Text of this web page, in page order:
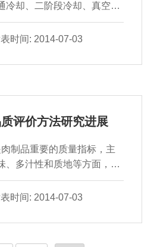
冷却、二阶段冷却、真空冷
式 对海藻酸钠及壳聚糖涂膜
时间: 2014-07-03
评价方法研究进展
制品重要的质量指标，主
、多汁性和质地等方面，其
（感官评价）、客观2 类。
时间: 2014-07-03